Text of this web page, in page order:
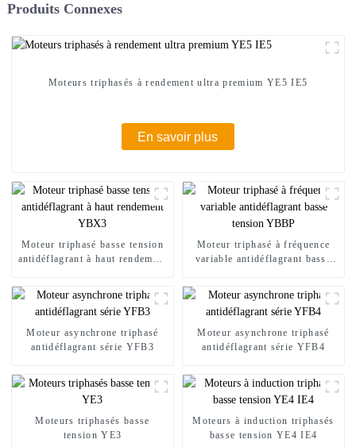
Produits Connexes
Moteurs triphasés à rendement ultra premium YE5 IE5
En savoir plus
Moteur triphasé basse tension
antidéflagrant à haut rendement
Moteur triphasé à fréquence
variable antidéflagrant basse
Moteur asynchrone triphasé
antidéflagrant série YFB3
Moteur asynchrone triphasé
antidéflagrant série YFB4
Moteurs triphasés basse
tension YE3
Moteurs à induction triphasés
basse tension YE4 IE4